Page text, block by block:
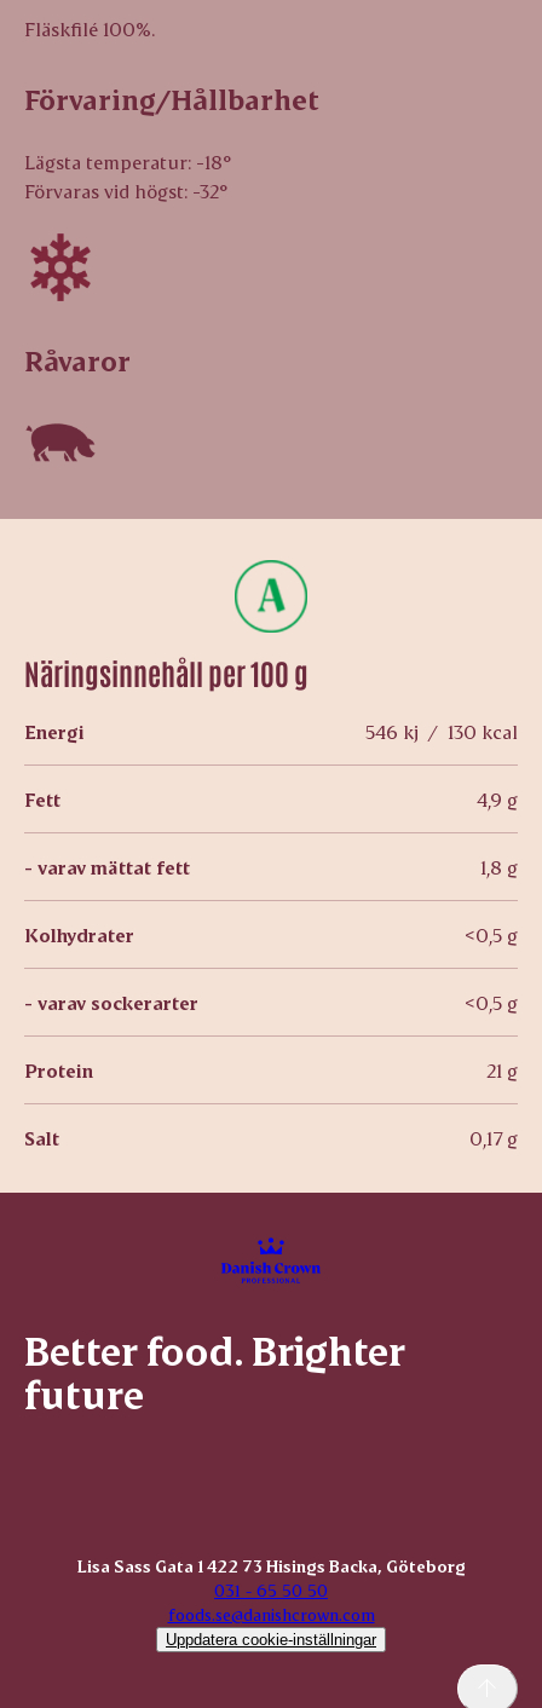
Näringsinnehåll per 100 g
Energi 546 kj / 130 kcal
Fett 4,9 g
- varav mättat fett 1,8 g
Kolhydrater <0,5 g
- varav sockerarter <0,5 g
Protein 21 g
Salt 0,17 g
Fläskfilé 100%.
Förvaring/Hållbarhet
Lägsta temperatur: -18°
Förvaras vid högst: -32°
Råvaror
Better food. Brighter
future
Lisa Sass Gata 1 422 73 Hisings Backa, Göteborg
031 - 65 50 50
foods.se@danishcrown.com
Uppdatera cookie-inställningar